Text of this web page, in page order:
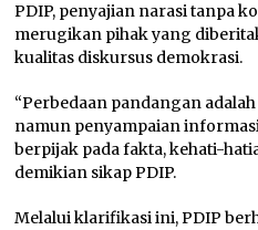
PDIP, penyajian narasi tanpa
merugikan pihak yang
kualitas diskursus demokrasi.
“Perbedaan pandangan
namun penyampaian
berpijak pada fakta, kehati-
demikian sikap PDIP.
Melalui klarifikasi ini, PDIP